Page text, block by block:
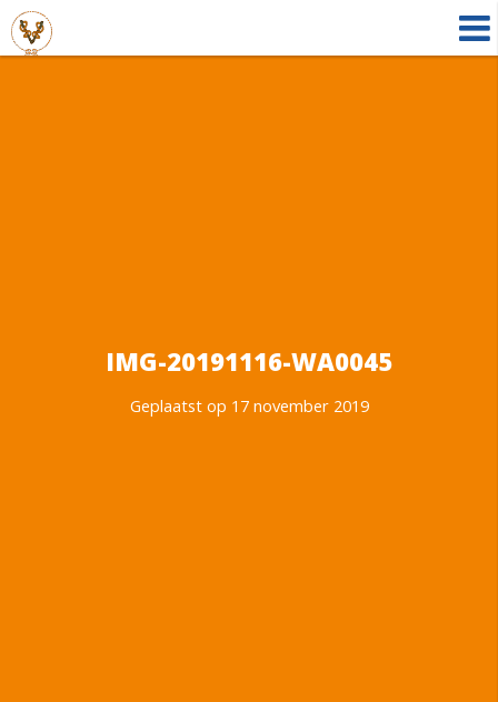
IMG-20191116-WA0045
Geplaatst op 17 november 2019